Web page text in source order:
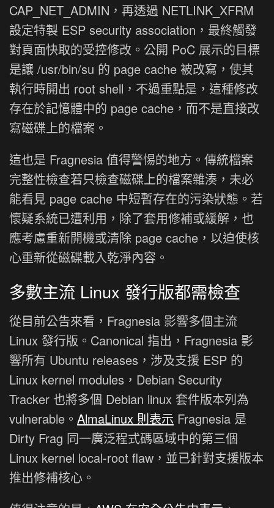
CAP_NET_ADMIN，再透過 NETLINK_XFRM
設定特製 ESP security association，最終觸發
對頁面快取的受控修改。公開 PoC 展示的目標
是讓 /usr/bin/su 的 page cache 被改寫，使其
執行時開出 root shell，不過重點是，這種修改
存在於記憶體中的 page cache，而不是直接改
寫磁碟上的檔案。
這也是 Fragnesia 值得警惕的地方。傳統檔案
完整性檢查若只檢查磁碟上的檔案雜湊，未必
能看見 page cache 中短暫存在的污染狀態。若
懷疑系統已遭利用，除了套用修補或緩解，也
應考慮重新開機或清除 page cache，以迫使核
心重新從磁碟載入乾淨內容。
多數主流 Linux 發行版都需檢查
從目前公告來看，Fragnesia 影響多個主流
Linux 發行版。Canonical 指出，Fragnesia 影
響所有 Ubuntu releases，涉及支援 ESP 的
Linux kernel modules，Debian Security
Tracker 也將多個 Debian linux 套件版本列為
vulnerable。 AlmaLinux 則表示 Fragnesia 是
Dirty Frag 同一廣泛程式碼區域中的第三個
Linux kernel local-root flaw，並已針對支援版本
推出修補核心。